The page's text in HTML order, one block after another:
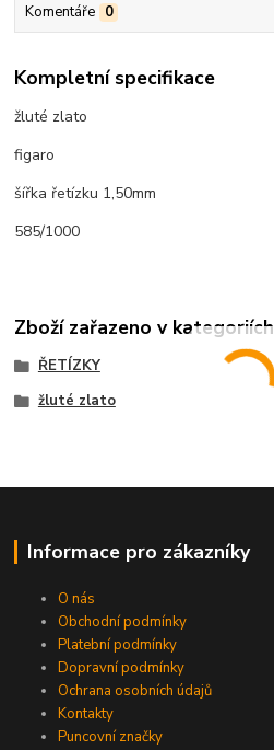
Komentáře 0
Kompletní specifikace
žluté zlato
figaro
šířka řetízku 1,50mm
585/1000
Zboží zařazeno v kategoriích
ŘETÍZKY
žluté zlato
Informace pro zákazníky
O nás
Obchodní podmínky
Platební podmínky
Dopravní podmínky
Ochrana osobních údajů
Kontakty
Puncovní značky